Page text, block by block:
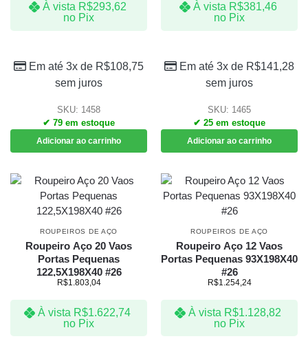
À vista R$293,62
no Pix
Em até 3x de R$108,75
sem juros
SKU: 1458
✔ 79 em estoque
Adicionar ao carrinho
À vista R$381,46
no Pix
Em até 3x de R$141,28
sem juros
SKU: 1465
✔ 25 em estoque
Adicionar ao carrinho
ROUPEIROS DE AÇO
Roupeiro Aço 20 Vaos
Portas Pequenas
122,5X198X40 #26
R$1.803,04
À vista R$1.622,74
no Pix
ROUPEIROS DE AÇO
Roupeiro Aço 12 Vaos
Portas Pequenas 93X198X40
#26
R$1.254,24
À vista R$1.128,82
no Pix